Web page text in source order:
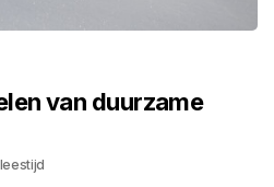
van duurzame